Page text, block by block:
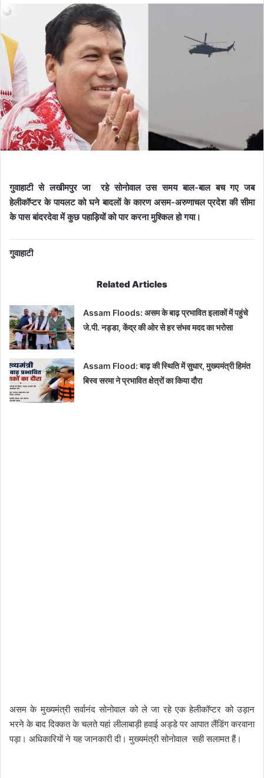
गुवाहाटी से लखीमपुर जा रहे सोनोवाल उस समय बाल-बाल बच गए जब
हेलीकॉप्टर के पायलट को घने बादलों के कारण असम-अरुणाचल प्रदेश की सीमा
के पास बांदरदेवा में कुछ पहाड़ियों को पार करना मुश्किल हो गया।
गुवाहाटी
Related Articles
Assam Floods: असम के बाढ़ प्रभावित इलाकों में पहुंचे
जे.पी. नड्डा, केंद्र की ओर से हर संभव मदद का भरोसा
Assam Flood: बाढ़ की स्थिति में सुधार, मुख्यमंत्री हिमंत
बिस्व सरमा ने प्रभावित क्षेत्रों का किया दौरा
असम के मुख्यमंत्री सर्वानंद सोनोवाल को ले जा रहे एक हेलीकॉप्टर को उड़ान
भरने के बाद दिक्कत के चलते यहां लीलाबाड़ी हवाई अड्डे पर आपात लैंडिंग करवाना
पड़ा। अधिकारियों ने यह जानकारी दी। मुख्यमंत्री सोनोवाल सही सलामत हैं।